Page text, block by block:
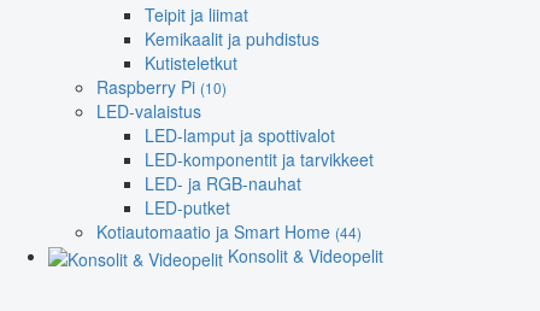
Teipit ja liimat
Kemikaalit ja puhdistus
Kutisteletkut
Raspberry Pi (10)
LED-valaistus
LED-lamput ja spottivalot
LED-komponentit ja tarvikkeet
LED- ja RGB-nauhat
LED-putket
Kotiautomaatio ja Smart Home (44)
Konsolit & Videopelit